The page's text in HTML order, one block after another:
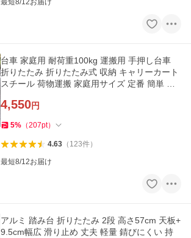
最短8/12お届け
台車 家庭用 耐荷重100kg 運搬用 手押し台車
折りたたみ 折りたたみ式 収納 キャリーカート
スチール 荷物運搬 家庭用サイズ 定番 簡単 奥
4,550円
5% （207pt）
4.63（ 123件）
最短8/12お届け
アルミ 踏み台 折りたたみ 2段 高さ57cm 天板+
9.5cm幅広 滑り止め 丈夫 軽量 錆びにくい 持